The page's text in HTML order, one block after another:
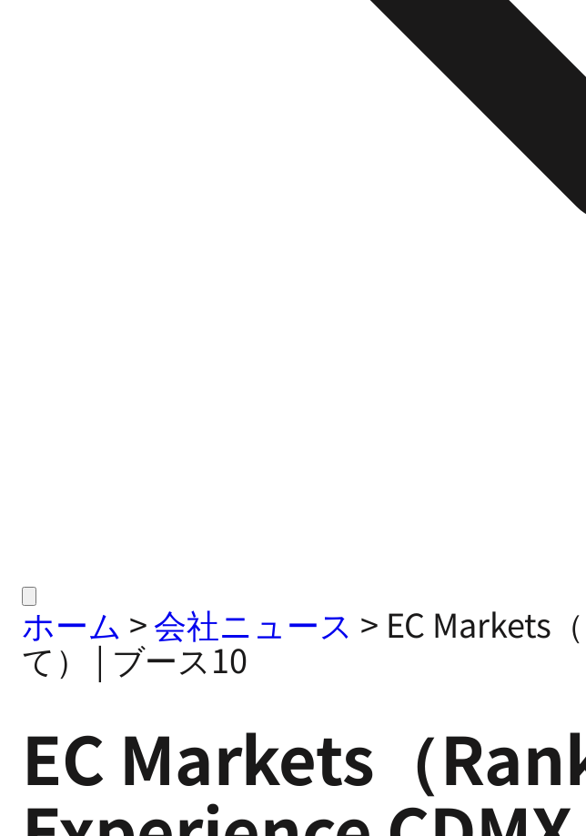
ホーム >会社ニュース > EC Markets
て） | ブース10
EC Markets（